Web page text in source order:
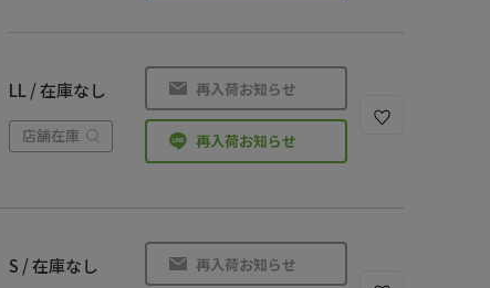
LL / 在庫なし
店舗在庫
再入荷お知らせ
再入荷お知らせ
S / 在庫なし 再入荷お知らせ